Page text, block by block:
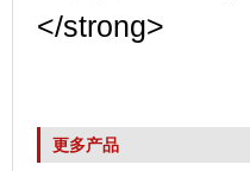
更多产品